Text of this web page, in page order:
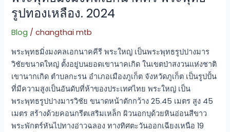
รูปทองเหลือง. 2024
Blog /changthai mtb
พระพุทธมิ่งมงคลเอกนาคคีรี พระใหญ่ เป็นพระพุทธรูปปางมาร
วิชัยขนาดใหญ่ ตั้งอยู่บนยอดเขานาคเกิด ในเขตป่าสงวนแห่งชาติ
เขานากเกิด ตำบลกะรน อำเภอเมืองภูเก็ต จังหวัดภูเก็ต เป็นรูปปั้น
ที่มีความสูงเป็นอันดับที่ห้าของประเทศไทย พระใหญ่ เป็น
พระพุทธรูปปางมารวิชัย ขนาดหน้าตักกว้าง 25.45 เมตร สูง 45
เมตร สร้างด้วยคอนกรีตเสริมเหล็ก ผิวนอกบุด้วยหินอ่อนสีขาว
พระพักตร์หันไปทางอ่าวฉลอง ทางทิศตะวันออกเฉียงเหนือ 19